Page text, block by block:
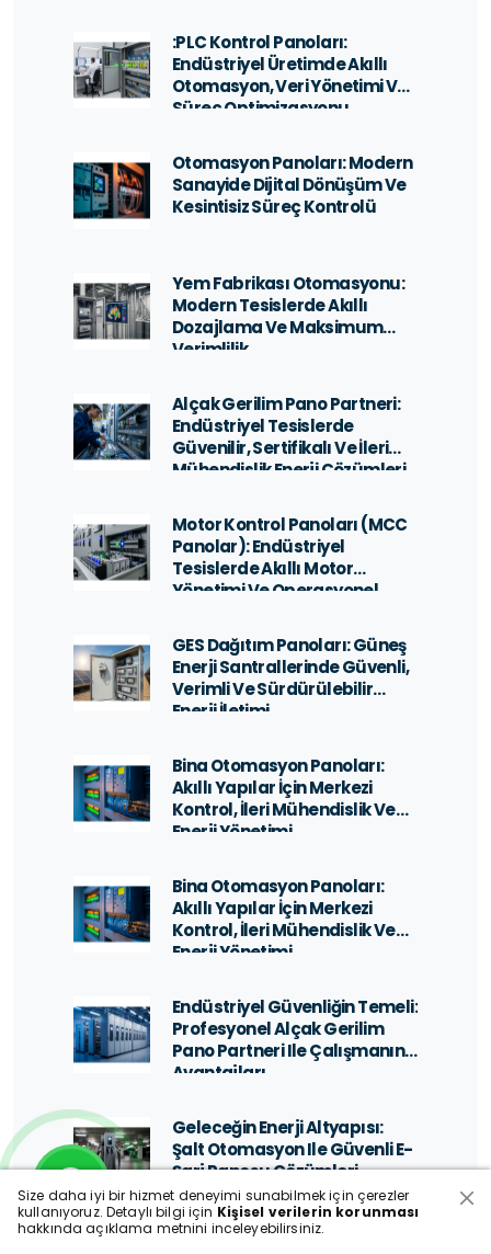
:PLC Kontrol Panoları:
Endüstriyel Üretimde Akıllı
Otomasyon, Veri Yönetimi Ve
Süreç Optimizasyonu
Otomasyon Panoları: Modern
Sanayide Dijital Dönüşüm Ve
Kesintisiz Süreç Kontrolü
Yem Fabrikası Otomasyonu:
Modern Tesislerde Akıllı
Dozajlama Ve Maksimum
Verimlilik
Alçak Gerilim Pano Partneri:
Endüstriyel Tesislerde
Güvenilir, Sertifikalı Ve İleri
Mühendislik Enerji Çözümleri
Motor Kontrol Panoları (MCC
Panolar): Endüstriyel
Tesislerde Akıllı Motor
Yönetimi Ve Operasyonel
GES Dağıtım Panoları: Güneş
Enerji Santrallerinde Güvenli,
Verimli Ve Sürdürülebilir
Enerji İletimi
Bina Otomasyon Panoları:
Akıllı Yapılar İçin Merkezi
Kontrol, İleri Mühendislik Ve
Enerji Yönetimi
Bina Otomasyon Panoları:
Akıllı Yapılar İçin Merkezi
Kontrol, İleri Mühendislik Ve
Enerji Yönetimi
Endüstriyel Güvenliğin Temeli:
Profesyonel Alçak Gerilim
Pano Partneri Ile Çalışmanın
Avantajları
Geleceğin Enerji Altyapısı:
Şalt Otomasyon Ile Güvenli E-
Şarj Panosu Çözümleri
Size daha iyi bir hizmet deneyimi sunabilmek için çerezler
kullanıyoruz. Detaylı bilgi için Kişisel verilerin korunması
hakkında açıklama metnini inceleyebilirsiniz.